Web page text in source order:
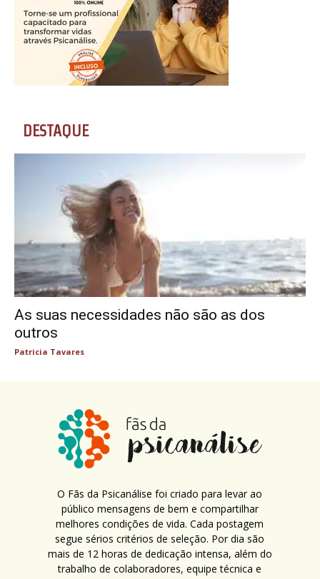
DESTAQUE
As suas necessidades não são as dos
outros
Patricia Tavares
O Fãs da Psicanálise foi criado para levar ao
público mensagens de bem e compartilhar
melhores condições de vida. Cada postagem
segue sérios critérios de seleção. Por dia são
mais de 12 horas de dedicação intensa, além do
trabalho de colaboradores, equipe técnica e